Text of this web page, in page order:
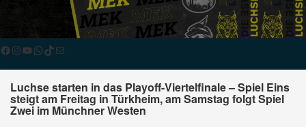
Facebook
Instagram
YouTube
WhatsApp
TikTok
E-Mail
Luchse starten in das Playoff-Viertelfinale – Spiel Eins
steigt am Freitag in Türkheim, am Samstag folgt Spiel
Zwei im Münchner Westen